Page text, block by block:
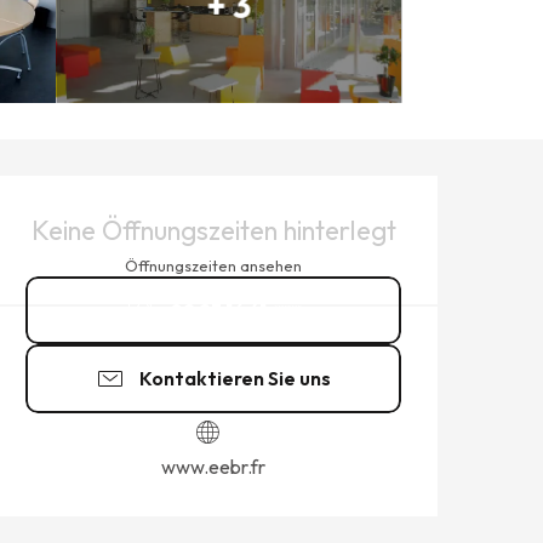
ÖFFNUNGSZEITEN &
Keine Öffnungszeiten hinterlegt
Öffnungszeiten ansehen
Kontaktieren Sie uns
www.eebr.fr